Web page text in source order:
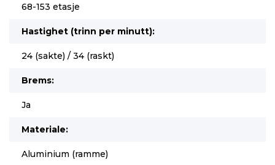
68-153 etasje
Hastighet (trinn per minutt):
24 (sakte) / 34 (raskt)
Brems:
Ja
Materiale:
Aluminium (ramme)